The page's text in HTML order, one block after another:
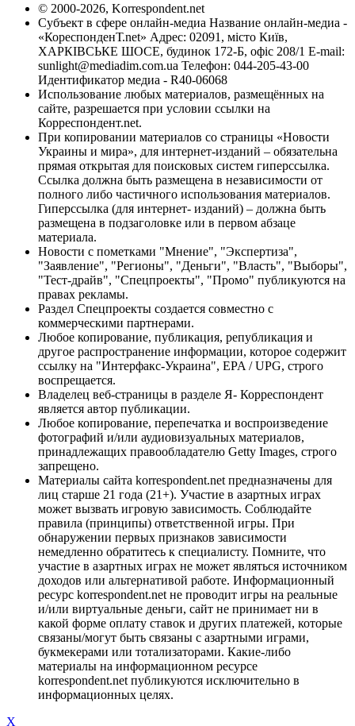
© 2000-2026, Korrespondent.net
Субъект в сфере онлайн-медиа Название онлайн-медиа -
«КореспонденТ.net» Адрес: 02091, місто Київ,
ХАРКІВСЬКЕ ШОСЕ, будинок 172-Б, офіс 208/1 E-mail:
sunlight@mediadim.com.ua Телефон: 044-205-43-00
Идентификатор медиа - R40-06068
Использование любых материалов, размещённых на
сайте, разрешается при условии ссылки на
Корреспондент.net.
При копировании материалов со страницы «Новости
Украины и мира», для интернет-изданий – обязательна
прямая открытая для поисковых систем гиперссылка.
Ссылка должна быть размещена в независимости от
полного либо частичного использования материалов.
Гиперссылка (для интернет- изданий) – должна быть
размещена в подзаголовке или в первом абзаце
материала.
Новости с пометками "Мнение", "Экспертиза",
"Заявление", "Регионы", "Деньги", "Власть", "Выборы",
"Тест-драйв", "Спецпроекты", "Промо" публикуются на
правах рекламы.
Раздел Спецпроекты создается совместно с
коммерческими партнерами.
Любое копирование, публикация, републикация и
другое распространение информации, которое содержит
ссылку на "Интерфакс-Украина", EPA / UPG, строго
воспрещается.
Владелец веб-страницы в разделе Я- Корреспондент
является автор публикации.
Любое копирование, перепечатка и воспроизведение
фотографий и/или аудиовизуальных материалов,
принадлежащих правообладателю Getty Images, строго
запрещено.
Материалы сайта korrespondent.net предназначены для
лиц старше 21 года (21+). Участие в азартных играх
может вызвать игровую зависимость. Соблюдайте
правила (принципы) ответственной игры. При
обнаружении первых признаков зависимости
немедленно обратитесь к специалисту. Помните, что
участие в азартных играх не может являться источником
доходов или альтернативой работе. Информационный
ресурс korrespondent.net не проводит игры на реальные
и/или виртуальные деньги, сайт не принимает ни в
какой форме оплату ставок и других платежей, которые
связаны/могут быть связаны с азартными играми,
букмекерами или тотализаторами. Какие-либо
материалы на информационном ресурсе
korrespondent.net публикуются исключительно в
информационных целях.
X